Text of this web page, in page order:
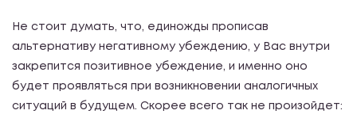
Не стоит думать, что, единожды прописав
альтернативу негативному убеждению, у Вас внутри
закрепится позитивное убеждение, и именно оно
будет проявляться при возникновении аналогичных
ситуаций в будущем. Скорее всего так не произойдет: